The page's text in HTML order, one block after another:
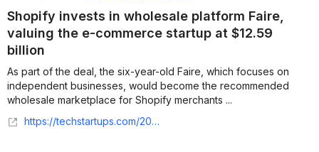
Shopify invests in wholesale platform Faire,
valuing the e-commerce startup at $12.59
billion
As part of the deal, the six-year-old Faire, which focuses on
independent businesses, would become the recommended
wholesale marketplace for Shopify merchants ...
https://techstartups.com/2023/09/27/shopify-invests-in-wholesale-platform-faire-valuing-the-e-commerce-startup-at-12-59-billion/